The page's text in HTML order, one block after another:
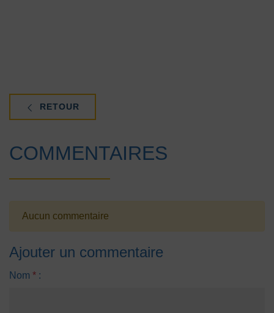
RETOUR
COMMENTAIRES
Aucun commentaire
Ajouter un commentaire
Nom * :